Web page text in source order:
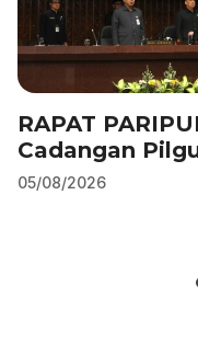
RAPAT
Cadangan
05/08/2026